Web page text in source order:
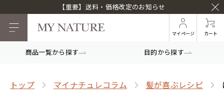
【重要】送料・価格改定のお知らせ
マイページ カート
商品一覧から探す 目的から探す
トップ マイナチュレコラム 髪が喜ぶレシピ